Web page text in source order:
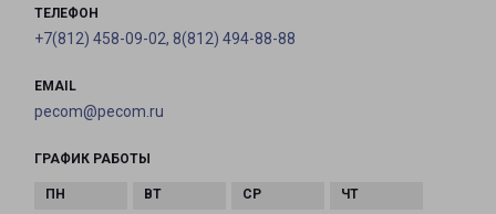
ТЕЛЕФОН
+7(812) 458-09-02, 8(812) 494-88-88
EMAIL
pecom@pecom.ru
ГРАФИК РАБОТЫ